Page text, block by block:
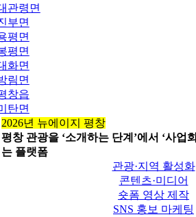
관령면
부면
평면
평면
화면
림면
창읍
탄면
2026년 뉴에이지 평창
평창 관광을 ‘소개하는 단계’에서 ‘사업
는 플랫폼
관광·지역 활성화
콘텐츠·미디어
숏폼 영상 제작
SNS 홍보 마케팅